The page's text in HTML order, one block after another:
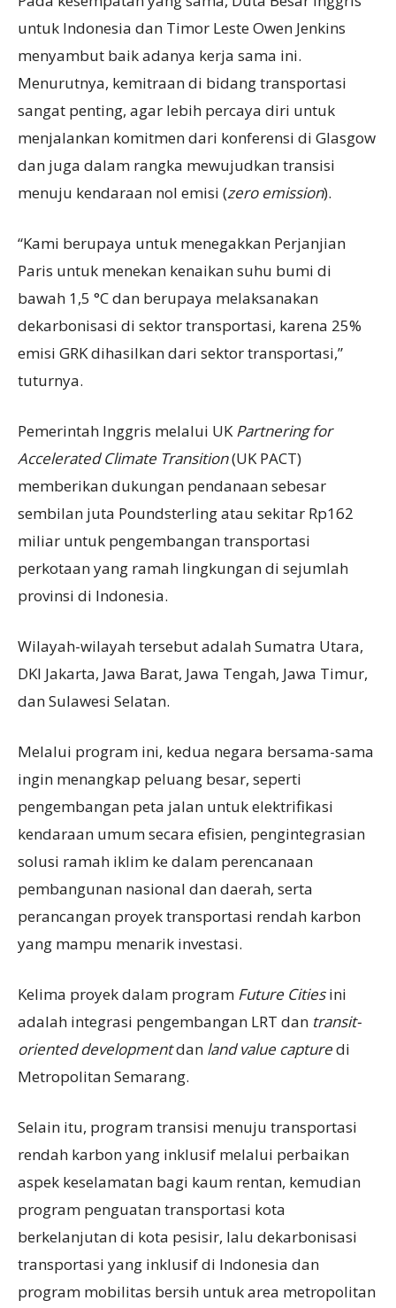
untuk Indonesia dan Timor Leste Owen Jenkins
menyambut baik adanya kerja sama ini.
Menurutnya, kemitraan di bidang transportasi
sangat penting, agar lebih percaya diri untuk
menjalankan komitmen dari konferensi di Glasgow
dan juga dalam rangka mewujudkan transisi
menuju kendaraan nol emisi (zero emission).
“Kami berupaya untuk menegakkan Perjanjian
Paris untuk menekan kenaikan suhu bumi di
bawah 1,5 °C dan berupaya melaksanakan
dekarbonisasi di sektor transportasi, karena 25%
emisi GRK dihasilkan dari sektor transportasi,”
tuturnya.
Pemerintah Inggris melalui UKPartnering for
Accelerated Climate Transition(UK PACT)
memberikan dukungan pendanaan sebesar
sembilan juta Poundsterling atau sekitar Rp162
miliar untuk pengembangan transportasi
perkotaan yang ramah lingkungan di sejumlah
provinsi di Indonesia.
Wilayah-wilayah tersebut adalah Sumatra Utara,
DKI Jakarta, Jawa Barat, Jawa Tengah, Jawa Timur,
dan Sulawesi Selatan.
Melalui program ini, kedua negara bersama-sama
ingin menangkap peluang besar, seperti
pengembangan peta jalan untuk elektrifikasi
kendaraan umum secara efisien, pengintegrasian
solusi ramah iklim ke dalam perencanaan
pembangunan nasional dan daerah, serta
perancangan proyek transportasi rendah karbon
yang mampu menarik investasi.
Kelima proyek dalam program Future Citiesini
adalah integrasi pengembangan LRT dan transit-
oriented developmentdan land value capturedi
Metropolitan Semarang.
Selain itu, program transisi menuju transportasi
rendah karbon yang inklusif melalui perbaikan
aspek keselamatan bagi kaum rentan, kemudian
program penguatan transportasi kota
berkelanjutan di kota pesisir, lalu dekarbonisasi
transportasi yang inklusif di Indonesia dan
program mobilitas bersih untuk area metropolitan